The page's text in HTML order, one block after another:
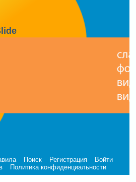
Поиск Регистрация
Войти
Политика конфиденциальности